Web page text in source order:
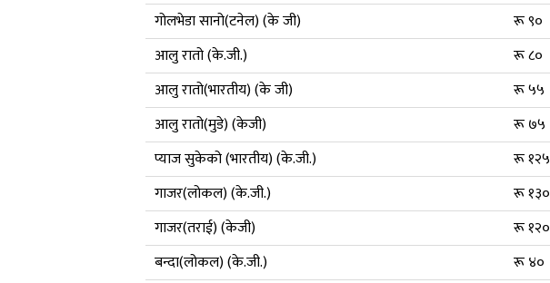
गोलभेडा सानो(टनेल) (के जी)
रू ९०
आलु रातो (के.जी.)
रू ८०
आलु रातो(भारतीय) (के जी)
रू ५५
आलु रातो(मुडे) (केजी)
रू ७५
प्याज सुकेको (भारतीय) (के.जी.)
रू १२५
गाजर(लोकल) (के.जी.)
रू १३०
गाजर(तराई) (केजी)
रू १२०
बन्दा(लोकल) (के.जी.)
रू ४०